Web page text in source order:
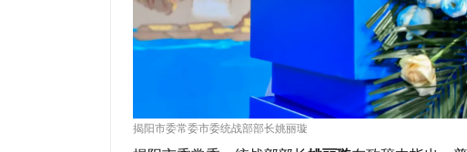
揭阳市委常委市委统战部部长姚丽璇